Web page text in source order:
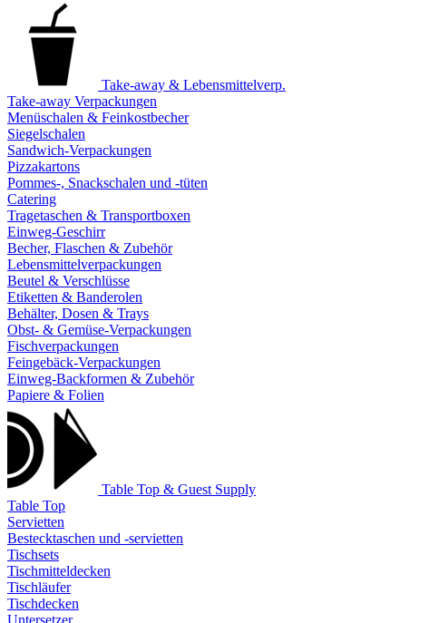
Take-away & Lebensmittelverp.
Take-away Verpackungen
Menüschalen & Feinkostbecher
Siegelschalen
Sandwich-Verpackungen
Pizzakartons
Pommes-, Snackschalen und -tüten
Catering
Tragetaschen & Transportboxen
Einweg-Geschirr
Becher, Flaschen & Zubehör
Lebensmittelverpackungen
Beutel & Verschlüsse
Etiketten & Banderolen
Behälter, Dosen & Trays
Obst- & Gemüse-Verpackungen
Fischverpackungen
Feingebäck-Verpackungen
Einweg-Backformen & Zubehör
Papiere & Folien
Table Top & Guest Supply
Table Top
Servietten
Bestecktaschen und -servietten
Tischsets
Tischmitteldecken
Tischläufer
Tischdecken